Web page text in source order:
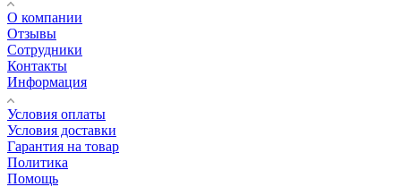
О компании
Отзывы
Сотрудники
Контакты
Информация
Условия оплаты
Условия доставки
Гарантия на товар
Политика
Помощь